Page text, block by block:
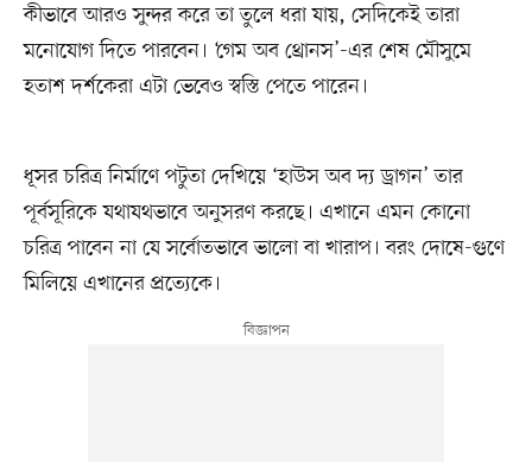
কীভাবে আরও সুন্দর করে তা তুলে ধরা যায়, সেদিকেই তারা
মনোযোগ দিতে পারবেন। ‘গেম অব থ্রোনস’-এর শেষ মৌসুমে
হতাশ দর্শকেরা এটা ভেবেও স্বস্তি পেতে পারেন।
ধূসর চরিত্র নির্মাণে পটুতা দেখিয়ে ‘হাউস অব দ্য ড্রাগন’ তার
পূর্বসূরিকে যথাযথভাবে অনুসরণ করছে। এখানে এমন কোনো
চরিত্র পাবেন না যে সর্বোতভাবে ভালো বা খারাপ। বরং দোষে-গুণে
মিলিয়ে এখানের প্রত্যেকে।